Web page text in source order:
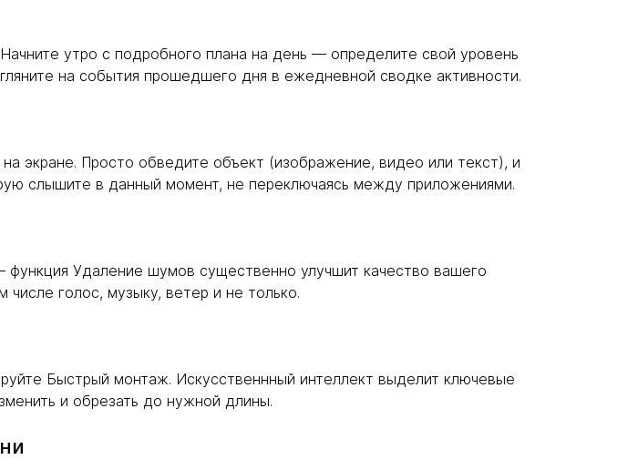
утро с подробного плана на день — определите свой уровень
на события прошедшего дня в ежедневной сводке активности.
экране. Просто обведите объект (изображение, видео или текст), и
слышите в данный момент, не переключаясь между приложениями.
Удаление шумов существенно улучшит качество вашего
числе голос, музыку, ветер и не только.
Быстрый монтаж. Искусственнный интеллект выделит ключевые
и обрезать до нужной длины.